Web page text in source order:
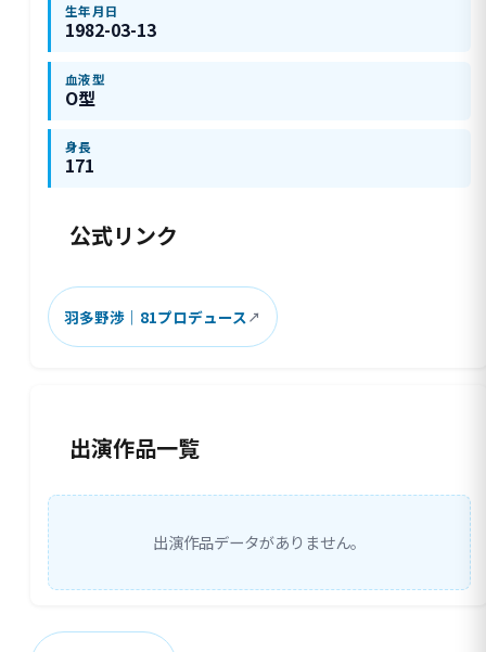
生年月日
1982-03-13
血液型
O型
身長
171
公式リンク
羽多野渉｜81プロデュース
出演作品一覧
出演作品データがありません。